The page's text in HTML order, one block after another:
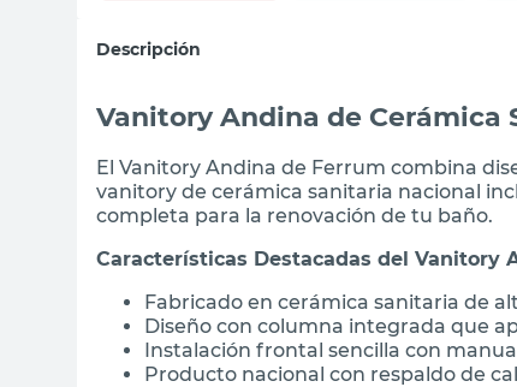
Descripción
Vanitory Andina de Cerámica
El Vanitory Andina de Ferrum combina
vanitory de cerámica sanitaria nacional
completa para la renovación de tu baño.
Características Destacadas del Vanitory
Fabricado en cerámica sanitaria de
Diseño con columna integrada que
Instalación frontal sencilla con
Producto nacional con respaldo de